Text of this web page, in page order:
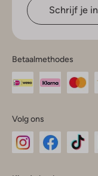
Schrijf je in
Betaalmethodes
Volg ons